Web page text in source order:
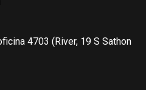
4703 (River, 19 S Sathon